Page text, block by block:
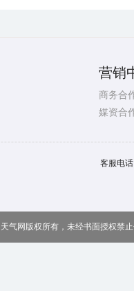
营销
商务合
媒资合
客服电
天气网版权所有，未经书面授权